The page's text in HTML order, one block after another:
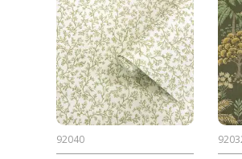
92040